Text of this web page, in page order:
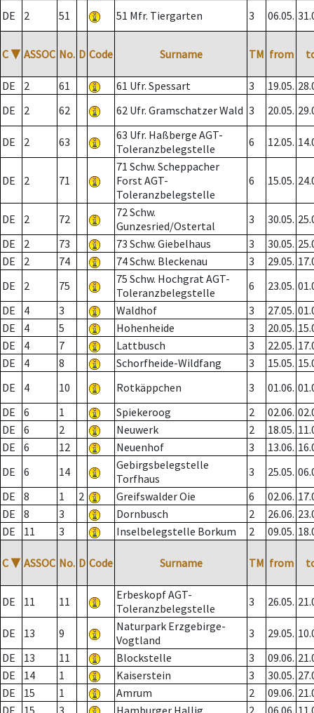
DE
2 51 51 Mfr. Tiergarten 3 06.05.
C ▼ ASSOC No. D Code Surname TM from
DE 2 61 61 Ufr. Spessart 3 19.05.
DE
2 62 62 Ufr. Gramschatzer Wald 3 20.05.
DE 2 63
63 Ufr. Haßberge AGT-
Toleranzbelegstelle
6 12.05.
DE 2 71
71 Schw. Scheppacher
Forst AGT-
Toleranzbelegstelle
6 15.05.
DE 2 72
72 Schw.
Gunzesried/Ostertal
3 30.05.
DE
2 73 73 Schw. Giebelhaus 3 30.05.
DE
2 74 74 Schw. Bleckenau 3 29.05.
DE
2 75
75 Schw. Hochgrat AGT-
Toleranzbelegstelle
6 23.05.
DE
4 3 Waldhof 3 27.05.
DE
4 5 Hohenheide 3 20.05.
DE
4 7 Lattbusch 3 22.05.
DE
4 8 Schorfheide-Wildfang 3 15.05.
DE
4 10 Rotkäppchen 3 01.06.
DE
6 1 Spiekeroog 2 02.06.
DE
6 2 Neuwerk 2 18.05.
DE
6 12 Neuenhof 3 13.06.
DE
6 14
Gebirgsbelegstelle
Torfhaus
3 25.05.
DE
8 1 2 Greifswalder Oie 6 02.06.
DE
8 3 Dornbusch 2 26.06.
DE
11 3 Inselbelegstelle Borkum 2 09.05.
C ▼ ASSOC No. D Code Surname TM from
DE 11 11
Erbeskopf AGT-
Toleranzbelegstelle
3 26.05.
DE 13 9
Naturpark Erzgebirge-
Vogtland
3 29.05.
DE
13 11 Blockstelle 3 09.06.
DE
14 1 Kaiserstein 3 30.05.
DE
15 1 Amrum 2 09.06.